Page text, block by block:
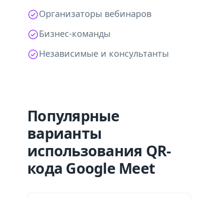
Организаторы вебинаров
Бизнес-команды
Независимые и консультанты
Популярные
варианты
использования QR-
кода Google Meet